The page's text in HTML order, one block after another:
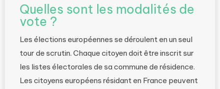
Quelles sont les modalités de
vote ?
Les élections européennes se déroulent en un seul
tour de scrutin. Chaque citoyen doit être inscrit sur
les listes électorales de sa commune de résidence.
Les citoyens européens résidant en France peuvent